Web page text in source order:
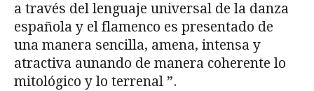
a través del lenguaje universal de la danza
española y el flamenco es presentado de
una manera sencilla, amena, intensa y
atractiva aunando de manera coherente lo
mitológico y lo terrenal ”.